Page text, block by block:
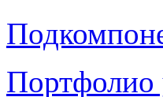
Портфолио